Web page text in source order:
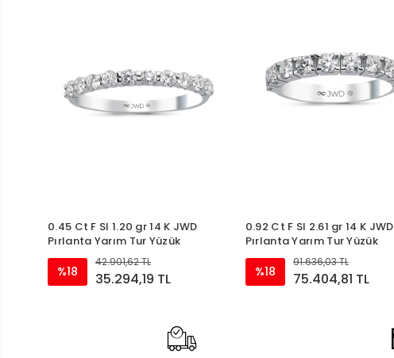
0.45 Ct F SI 1.20 gr 14 K JWD
Pırlanta Yarım Tur Yüzük
%18
42.901,62 TL
35.294,19 TL
0.92 Ct F SI 2.61 gr 14 K JWD
Pırlanta Yarım Tur Yüzük
%18
91.636,03 TL
75.404,81 TL